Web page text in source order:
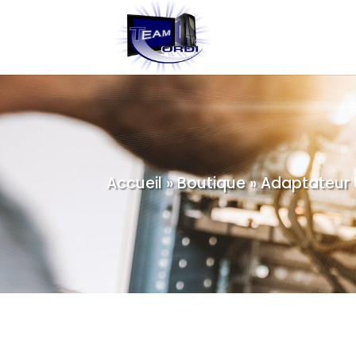
Accueil»Boutique»Adaptateur